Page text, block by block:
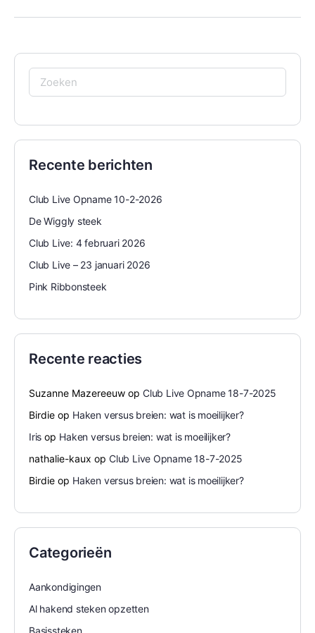
Zoeken
naar:
Recente berichten
Club Live Opname 10-2-2026
De Wiggly steek
Club Live: 4 februari 2026
Club Live – 23 januari 2026
Pink Ribbonsteek
Recente reacties
Suzanne Mazereeuw op Club Live Opname 18-7-2025
Birdie op Haken versus breien: wat is moeilijker?
Iris op Haken versus breien: wat is moeilijker?
nathalie-kaux op Club Live Opname 18-7-2025
Birdie op Haken versus breien: wat is moeilijker?
Categorieën
Aankondigingen
Al hakend steken opzetten